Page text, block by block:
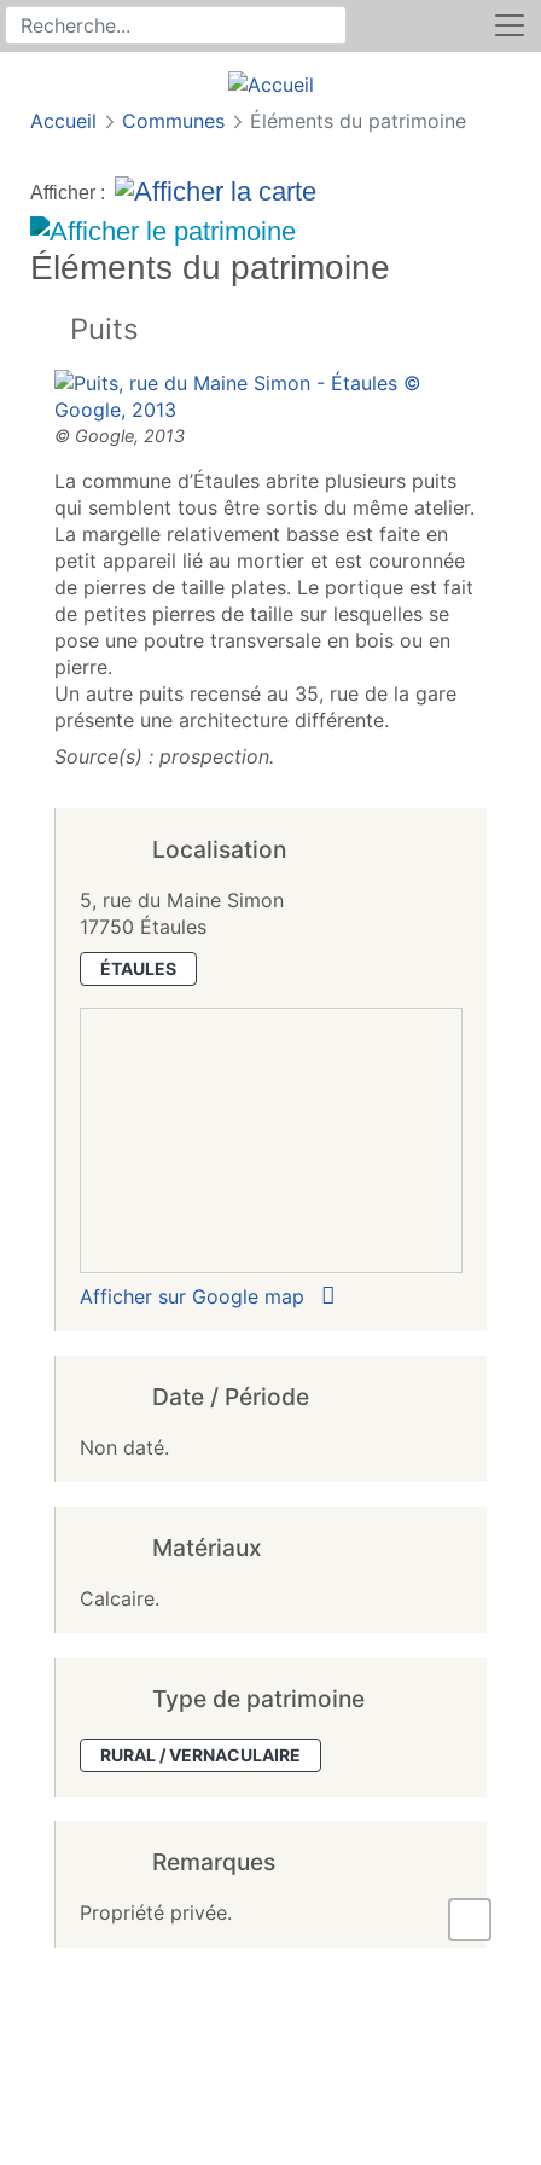
Recherche sur le site
Rechercher
Accueil Communes Éléments du patrimoine
Afficher :
Éléments du patrimoine
Puits
La commune d’Étaules abrite plusieurs puits
qui semblent tous être sortis du même atelier.
La margelle relativement basse est faite en
petit appareil lié au mortier et est couronnée
de pierres de taille plates. Le portique est fait
de petites pierres de taille sur lesquelles se
pose une poutre transversale en bois ou en
pierre.
Un autre puits recensé au 35, rue de la gare
présente une architecture différente.
Source(s) : prospection.
Localisation
5, rue du Maine Simon
17750 Étaules
ÉTAULES
Afficher sur Google map
Date / Période
Non daté.
Matériaux
Calcaire.
Type de patrimoine
RURAL / VERNACULAIRE
Remarques
Propriété privée.